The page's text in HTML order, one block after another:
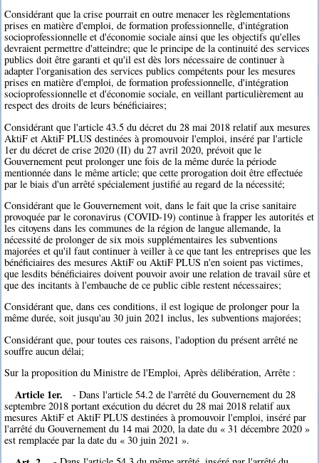
Considérant que la crise pourrait en outre menacer les règlementations
prises en matière d'emploi, de formation professionnelle, d'intégration
socioprofessionnelle et d'économie sociale ainsi que les objectifs qu'elles
devraient permettre d'atteindre; que le principe de la continuité des services
publics doit être garanti et qu'il est dès lors nécessaire de continuer à
adapter l'organisation des services publics compétents pour les mesures
prises en matière d'emploi, de formation professionnelle, d'intégration
socioprofessionnelle et d'économie sociale, en veillant particulièrement au
respect des droits de leurs bénéficiaires;
Considérant que l'article 43.5 du décret du 28 mai 2018 relatif aux mesures
AktiF et AktiF PLUS destinées à promouvoir l'emploi, inséré par l'article
1er du décret de crise 2020 (II) du 27 avril 2020, prévoit que le
Gouvernement peut prolonger une fois de la même durée la période
mentionnée dans le même article; que cette prorogation doit être effectuée
par le biais d'un arrêté spécialement justifié au regard de la nécessité;
Considérant que le Gouvernement voit, dans le fait que la crise sanitaire
provoquée par le coronavirus (COVID-19) continue à frapper les autorités et
les citoyens dans les communes de la région de langue allemande, la
nécessité de prolonger de six mois supplémentaires les subventions
majorées et qu'il faut continuer à veiller à ce que tant les entreprises que les
bénéficiaires des mesures AktiF ou AktiF PLUS n'en soient pas victimes,
que lesdits bénéficiaires doivent pouvoir avoir une relation de travail sûre et
que des incitants à l'embauche de ce public cible restent nécessaires;
Considérant que, dans ces conditions, il est logique de prolonger pour la
même durée, soit jusqu'au 30 juin 2021 inclus, les subventions majorées;
Considérant que, pour toutes ces raisons, l'adoption du présent arrêté ne
souffre aucun délai;
Sur la proposition du Ministre de l'Emploi, Après délibération, Arrête :
Article 1er.
- Dans l'article 54.2 de l'arrêté du Gouvernement du 28
septembre 2018 portant exécution du décret du 28 mai 2018 relatif aux
mesures AktiF et AktiF PLUS destinées à promouvoir l'emploi, inséré par
l'arrêté du Gouvernement du 14 mai 2020, la date du « 31 décembre 2020 »
est remplacée par la date du « 30 juin 2021 ».